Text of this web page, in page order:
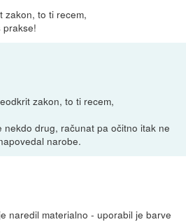
zakon, to ti recem,
prakse!
zakon, to ti recem,
nekdo drug, računat pa očitno itak ne
narobe.
naredil materialno - uporabil je barve